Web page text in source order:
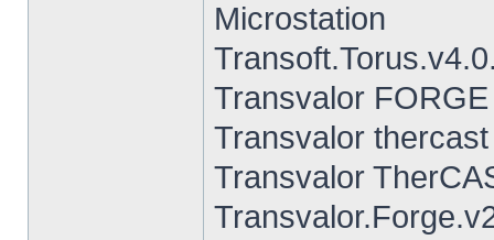
Microstation
Transvalor
Transvalor
Transvalor